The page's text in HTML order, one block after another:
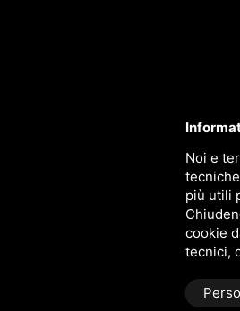
Noi e
più utili
cookie
tecnici,